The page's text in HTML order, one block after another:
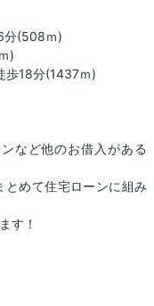
分(508ｍ)
)
歩18分(1437ｍ)
など他のお借入がある
とめて住宅ローンに組み
す！